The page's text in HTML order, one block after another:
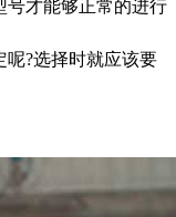
号才能够正常的进行
?选择时就应该要